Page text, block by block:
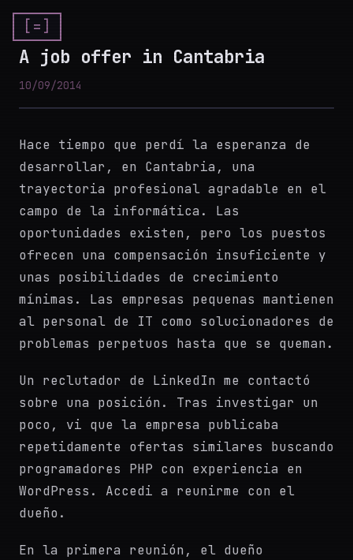
[=]
A job offer in Cantabria
10/09/2014
Hace tiempo que perdí la esperanza de
desarrollar, en Cantabria, una
trayectoria profesional agradable en el
campo de la informática. Las
oportunidades existen, pero los puestos
ofrecen una compensación insuficiente y
unas posibilidades de crecimiento
mínimas. Las empresas pequenas mantienen
al personal de IT como solucionadores de
problemas perpetuos hasta que se queman.
Un reclutador de LinkedIn me contactó
sobre una posición. Tras investigar un
poco, vi que la empresa publicaba
repetidamente ofertas similares buscando
programadores PHP con experiencia en
WordPress. Accedi a reunirme con el
dueño.
En la primera reunión, el dueño